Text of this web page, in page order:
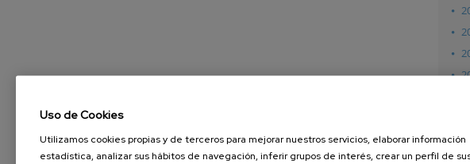
Uso de Cookies
Utilizamos cookies propias y de terceros para mejorar nuestros servicios, elaborar información
estadística, analizar sus hábitos de navegación, inferir grupos de interés, crear un perfil de